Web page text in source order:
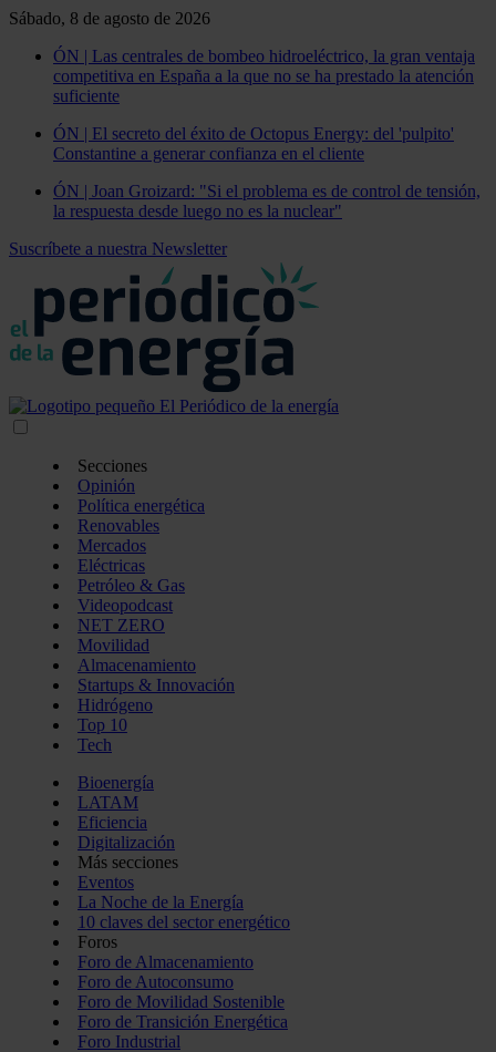
Sábado, 8 de agosto de 2026
ÓN | Las centrales de bombeo hidroeléctrico, la gran ventaja
competitiva en España a la que no se ha prestado la atención
suficiente
ÓN | El secreto del éxito de Octopus Energy: del 'pulpito'
Constantine a generar confianza en el cliente
ÓN | Joan Groizard: "Si el problema es de control de tensión,
la respuesta desde luego no es la nuclear"
Suscríbete a nuestra Newsletter
Secciones
Opinión
Política energética
Renovables
Mercados
Eléctricas
Petróleo & Gas
Videopodcast
NET ZERO
Movilidad
Almacenamiento
Startups & Innovación
Hidrógeno
Top 10
Tech
Bioenergía
LATAM
Eficiencia
Digitalización
Más secciones
Eventos
La Noche de la Energía
10 claves del sector energético
Foros
Foro de Almacenamiento
Foro de Autoconsumo
Foro de Movilidad Sostenible
Foro de Transición Energética
Foro Industrial